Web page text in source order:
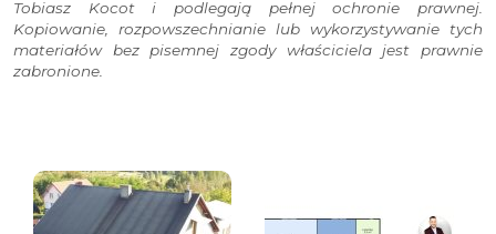
Tobiasz Kocot i podlegają pełnej ochronie prawnej.
Kopiowanie, rozpowszechnianie lub wykorzystywanie tych
materiałów bez pisemnej zgody właściciela jest prawnie
zabronione.